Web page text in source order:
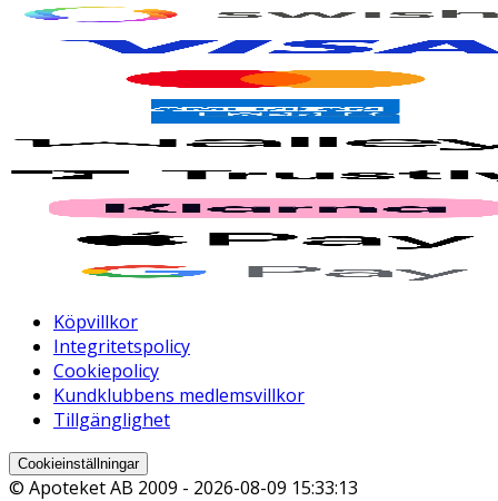
Köpvillkor
Integritetspolicy
Cookiepolicy
Kundklubbens medlemsvillkor
Tillgänglighet
Cookieinställningar
© Apoteket AB 2009 - 2026-08-09 15:33:13